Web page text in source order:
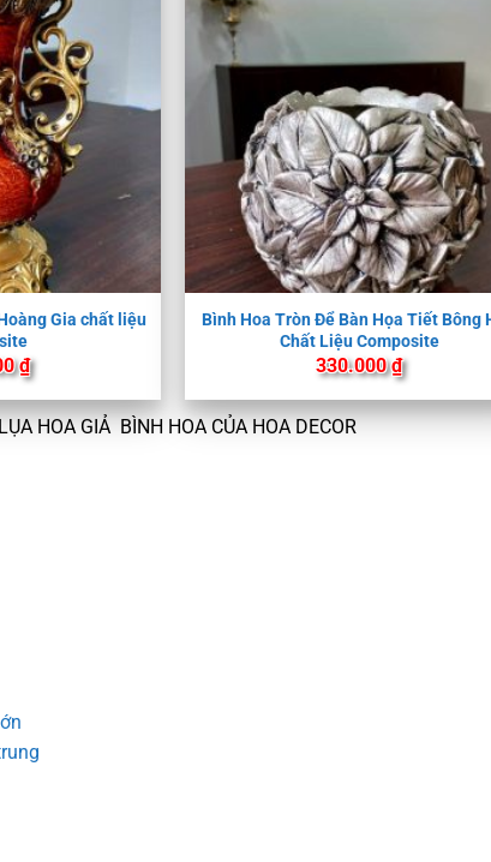
Gia chất liệu
₫
Bình Hoa Tròn Để Bàn Họa Tiết Bông
Chất Liệu Composite
330.000₫
HOA GIẢ BÌNH HOA CỦA HOA DECOR